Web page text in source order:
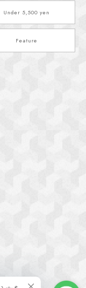
Under 5,500 yen
Feature